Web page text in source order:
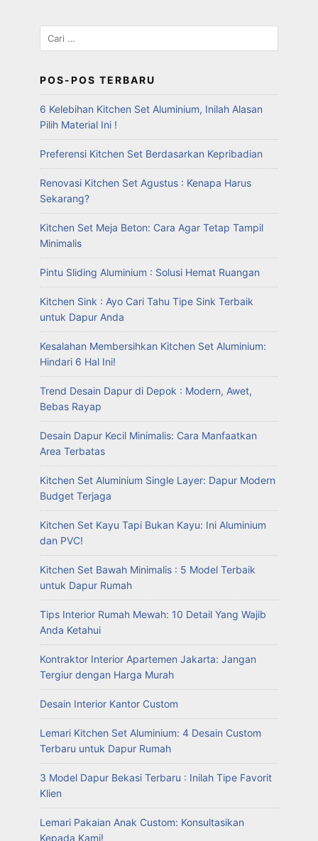
POS-POS TERBARU
6 Kelebihan Kitchen Set Aluminium, Inilah Alasan
Pilih Material Ini !
Preferensi Kitchen Set Berdasarkan Kepribadian
Renovasi Kitchen Set Agustus : Kenapa Harus
Sekarang?
Kitchen Set Meja Beton: Cara Agar Tetap Tampil
Minimalis
Pintu Sliding Aluminium : Solusi Hemat Ruangan
Kitchen Sink : Ayo Cari Tahu Tipe Sink Terbaik
untuk Dapur Anda
Kesalahan Membersihkan Kitchen Set Aluminium:
Hindari 6 Hal Ini!
Trend Desain Dapur di Depok : Modern, Awet,
Bebas Rayap
Desain Dapur Kecil Minimalis: Cara Manfaatkan
Area Terbatas
Kitchen Set Aluminium Single Layer: Dapur Modern
Budget Terjaga
Kitchen Set Kayu Tapi Bukan Kayu: Ini Aluminium
dan PVC!
Kitchen Set Bawah Minimalis : 5 Model Terbaik
untuk Dapur Rumah
Tips Interior Rumah Mewah: 10 Detail Yang Wajib
Anda Ketahui
Kontraktor Interior Apartemen Jakarta: Jangan
Tergiur dengan Harga Murah
Desain Interior Kantor Custom
Lemari Kitchen Set Aluminium: 4 Desain Custom
Terbaru untuk Dapur Rumah
3 Model Dapur Bekasi Terbaru : Inilah Tipe Favorit
Klien
Lemari Pakaian Anak Custom: Konsultasikan
Kepada Kami!